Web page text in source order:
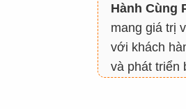
Hành Cùng
mang giá trị
với khách
và phát triển